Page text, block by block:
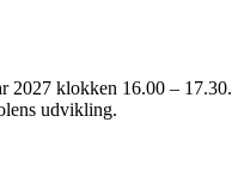
2027 klokken 16.00 – 17.30.
udvikling.